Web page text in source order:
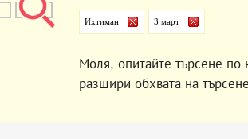
Ихтиман 3 март
Моля, опитайте търсене по
разшири обхвата на